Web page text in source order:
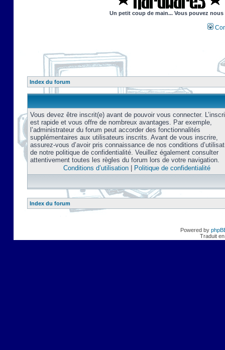
Un petit coup de main... Vous pouvez
Index du forum
Vous devez être inscrit(e) avant de pouvoir vous connecter.
est rapide et vous offre de nombreux avantages. Par exemple,
l’administrateur du forum peut accorder des fonctionnalités
supplémentaires aux utilisateurs inscrits. Avant de vous inscrire,
assurez-vous d’avoir pris connaissance de nos conditions
de notre politique de confidentialité. Veuillez également consulter
attentivement toutes les règles du forum lors de votre navigation.
Conditions d’utilisation| Politique de confidentialité
Index du forum
Powered by
Traduit